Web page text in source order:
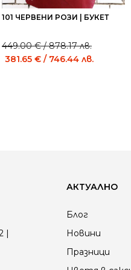
101 ЧЕРВЕНИ РОЗИ | БУКЕТ
Original
price
449.00€/ 878.17 лв.
Current
price
381.65 € / 746.44 лв.
|
АКТУАЛНО
Блог
Новини
Празници